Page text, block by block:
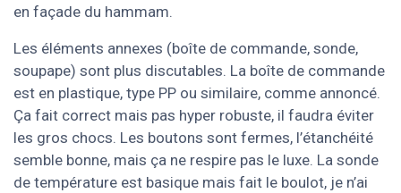
en façade du hammam.
Les éléments annexes (boîte de commande, sonde,
soupape) sont plus discutables. La boîte de commande
est en plastique, type PP ou similaire, comme annoncé.
Ça fait correct mais pas hyper robuste, il faudra éviter
les gros chocs. Les boutons sont fermes, l’étanchéité
semble bonne, mais ça ne respire pas le luxe. La sonde
de température est basique mais fait le boulot, je n’ai